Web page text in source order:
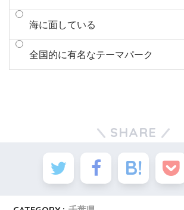
海に面している
全国的に有名なテーマパーク
SHARE